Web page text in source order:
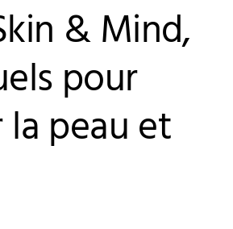
& Mind,
pour
la peau et